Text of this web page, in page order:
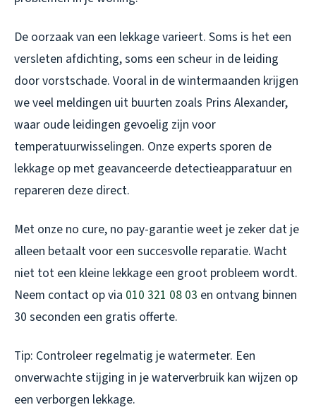
De oorzaak van een lekkage varieert. Soms is het een
versleten afdichting, soms een scheur in de leiding
door vorstschade. Vooral in de wintermaanden krijgen
we veel meldingen uit buurten zoals Prins Alexander,
waar oude leidingen gevoelig zijn voor
temperatuurwisselingen. Onze experts sporen de
lekkage op met geavanceerde detectieapparatuur en
repareren deze direct.
Met onze no cure, no pay-garantie weet je zeker dat je
alleen betaalt voor een succesvolle reparatie. Wacht
niet tot een kleine lekkage een groot probleem wordt.
Neem contact op via 010 321 08 03 en ontvang binnen
30 seconden een gratis offerte.
Tip: Controleer regelmatig je watermeter. Een
onverwachte stijging in je waterverbruik kan wijzen op
een verborgen lekkage.